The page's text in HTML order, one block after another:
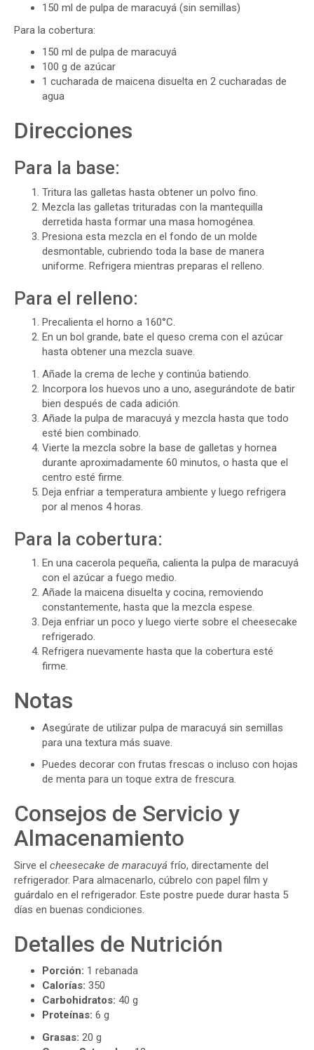
150 ml de pulpa de maracuyá (sin semillas)
Para la cobertura:
150 ml de pulpa de maracuyá
100 g de azúcar
1 cucharada de maicena disuelta en 2 cucharadas de
agua
Direcciones
Para la base:
Tritura las galletas hasta obtener un polvo fino.
Mezcla las galletas trituradas con la mantequilla
derretida hasta formar una masa homogénea.
Presiona esta mezcla en el fondo de un molde
desmontable, cubriendo toda la base de manera
uniforme. Refrigera mientras preparas el relleno.
Para el relleno:
Precalienta el horno a 160°C.
En un bol grande, bate el queso crema con el azúcar
hasta obtener una mezcla suave.
Añade la crema de leche y continúa batiendo.
Incorpora los huevos uno a uno, asegurándote de batir
bien después de cada adición.
Añade la pulpa de maracuyá y mezcla hasta que todo
esté bien combinado.
Vierte la mezcla sobre la base de galletas y hornea
durante aproximadamente 60 minutos, o hasta que el
centro esté firme.
Deja enfriar a temperatura ambiente y luego refrigera
por al menos 4 horas.
Para la cobertura:
En una cacerola pequeña, calienta la pulpa de maracuyá
con el azúcar a fuego medio.
Añade la maicena disuelta y cocina, removiendo
constantemente, hasta que la mezcla espese.
Deja enfriar un poco y luego vierte sobre el cheesecake
refrigerado.
Refrigera nuevamente hasta que la cobertura esté
firme.
Notas
Asegúrate de utilizar pulpa de maracuyá sin semillas
para una textura más suave.
Puedes decorar con frutas frescas o incluso con hojas
de menta para un toque extra de frescura.
Consejos de Servicio y
Almacenamiento
Sirve el cheesecake de maracuyá frío, directamente del
refrigerador. Para almacenarlo, cúbrelo con papel film y
guárdalo en el refrigerador. Este postre puede durar hasta 5
días en buenas condiciones.
Detalles de Nutrición
Porción: 1 rebanada
Calorías: 350
Carbohidratos: 40 g
Proteínas: 6 g
Grasas: 20 g